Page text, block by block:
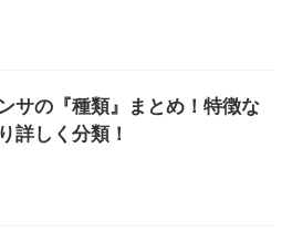
サの『種類』まとめ！特徴な
詳しく分類！